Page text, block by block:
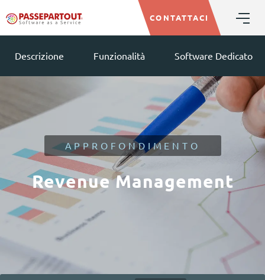
CONTATTACI
Descrizione Funzionalità Software Dedicato
APPROFONDIMENTO
Revenue Management